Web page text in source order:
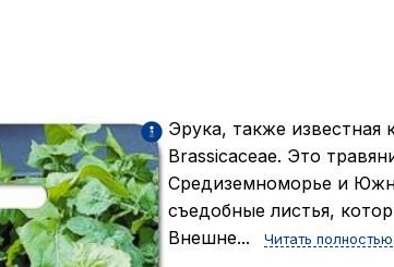
Эрука, также известная
Brassicaceae. Это
Средиземноморье и
съедобные листья,
Внешне...
Читать полностью